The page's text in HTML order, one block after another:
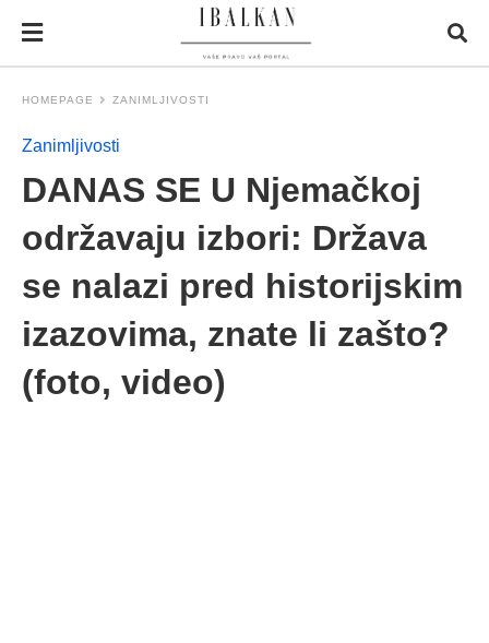
HOMEPAGE ZANIMLJIVOSTI
Zanimljivosti
DANAS SE U Njemačkoj
održavaju izbori: Država
se nalazi pred historijskim
izazovima, znate li zašto?
(foto, video)